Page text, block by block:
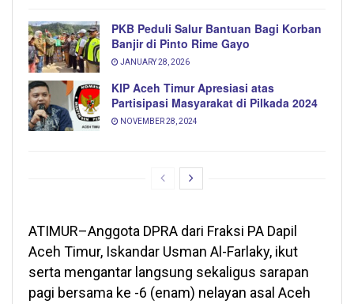
PKB Peduli Salur Bantuan Bagi Korban
Banjir di Pinto Rime Gayo
JANUARY 28, 2026
KIP Aceh Timur Apresiasi atas
Partisipasi Masyarakat di Pilkada 2024
NOVEMBER 28, 2024
ATIMUR–Anggota DPRA dari Fraksi PA Dapil
Aceh Timur, Iskandar Usman Al-Farlaky, ikut
serta mengantar langsung sekaligus sarapan
pagi bersama ke -6 (enam) nelayan asal Aceh